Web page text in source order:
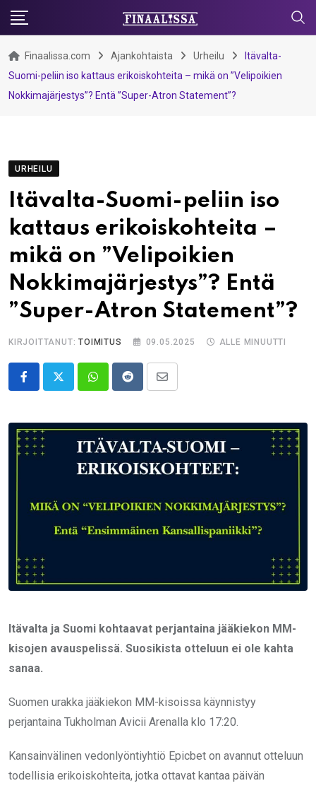
Skip
content
Finaalissa.com Ajankohtaista Urheilu
Itävalta-
Suomi-peliin iso kattaus erikoiskohteita – mikä on ”Velipoikien
Nokkimajärjestys”? Entä ”Super-Atron Statement”?
URHEILU
Itävalta-Suomi-peliin iso
kattaus erikoiskohteita –
mikä on ”Velipoikien
Nokkimajärjestys”? Entä
”Super-Atron Statement”?
KIRJOITTANUT:TOIMITUS 09.05.2025 ALLE MINUUTTI
WhatsappRedditShare
Email
Itävalta ja Suomi kohtaavat perjantaina jääkiekon MM-
kisojen avauspelissä. Suosikista otteluun ei ole kahta
sanaa.
Suomen urakka jääkiekon MM-kisoissa käynnistyy
perjantaina Tukholman Avicii Arenalla klo 17:20.
Kansainvälinen vedonlyöntiyhtiö Epicbet on avannut otteluun
todellisia erikoiskohteita, jotka ottavat kantaa päivän